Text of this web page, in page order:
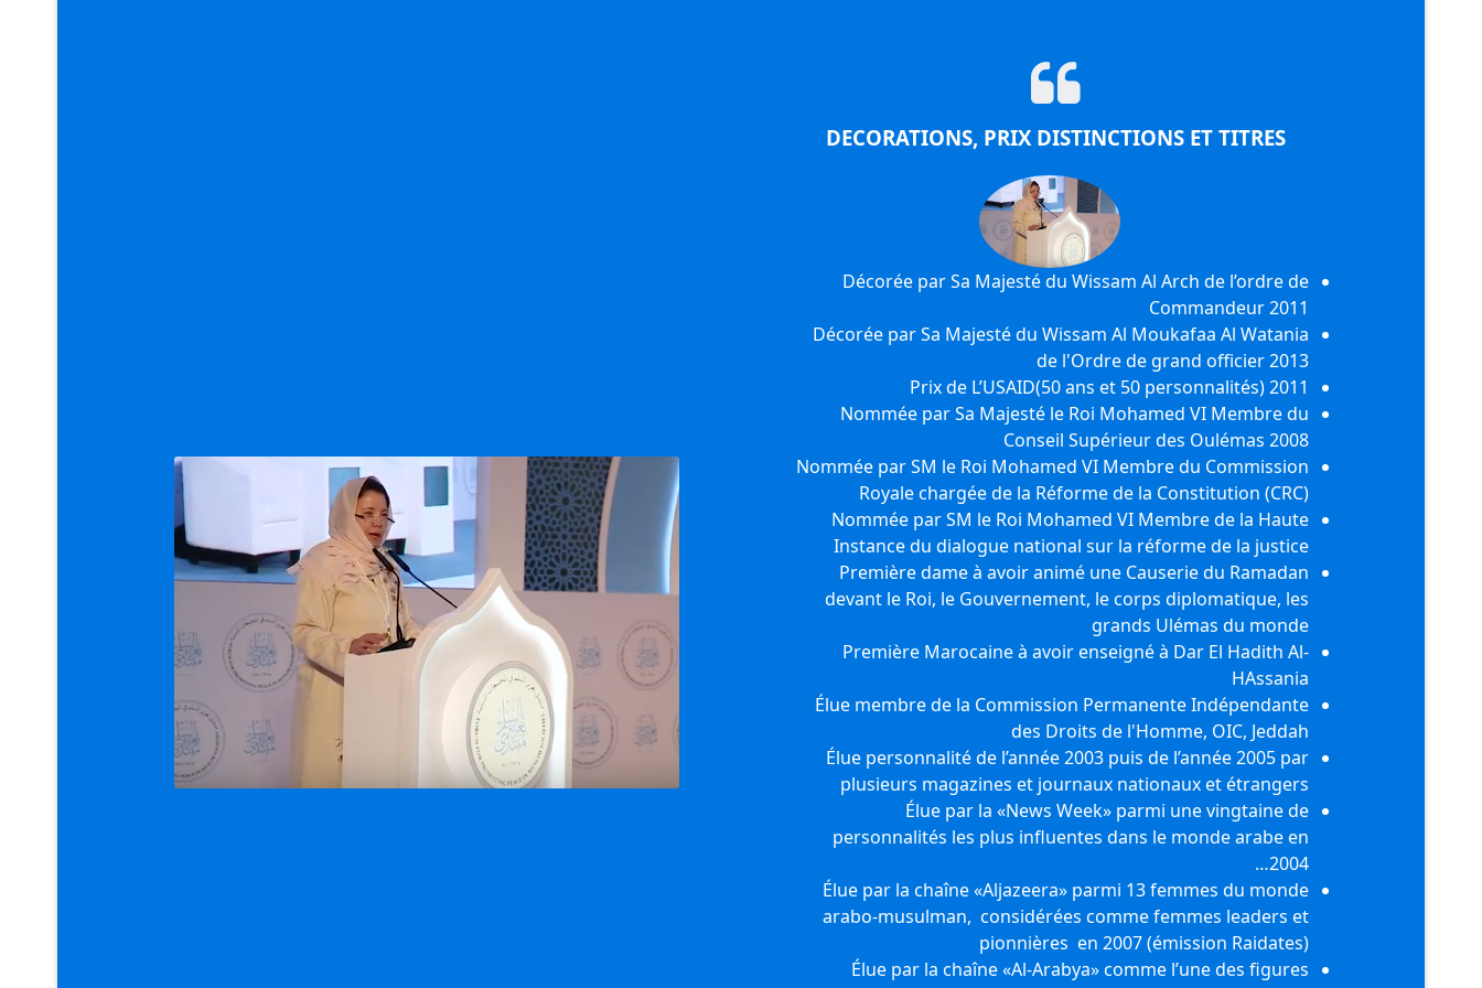
DECORATIONS, PRIX DISTINCTIONS ET TITRES
Décorée par Sa Majesté du Wissam Al Arch de l’ordre de
Commandeur 2011
Décorée par Sa Majesté du Wissam Al Moukafaa Al Watania
de l'Ordre de grand officier 2013
Prix de L’USAID(50 ans et 50 personnalités) 2011
Nommée par Sa Majesté le Roi Mohamed VI Membre du
Conseil Supérieur des Oulémas 2008
Nommée par SM le Roi Mohamed VI Membre du Commission
Royale chargée de la Réforme de la Constitution (CRC)
Nommée par SM le Roi Mohamed VI Membre de la Haute
Instance du dialogue national sur la réforme de la justice
Première dame à avoir animé une Causerie du Ramadan
devant le Roi, le Gouvernement, le corps diplomatique, les
grands Ulémas du monde
Première Marocaine à avoir enseigné à Dar El Hadith Al-
HAssania
Élue membre de la Commission Permanente Indépendante
des Droits de l'Homme, OIC, Jeddah
Élue personnalité de l’année 2003 puis de l’année 2005 par
plusieurs magazines et journaux nationaux et étrangers
Élue par la «News Week» parmi une vingtaine de
personnalités les plus influentes dans le monde arabe en
2004…
Élue par la chaîne «Aljazeera» parmi 13 femmes du monde
arabo-musulman, considérées comme femmes leaders et
pionnières en 2007 (émission Raidates)
Élue par la chaîne «Al-Arabya» comme l’une des figures